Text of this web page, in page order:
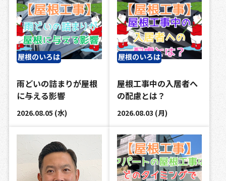
雨どいの詰まりが屋根
に与える影響
2026.08.05 (水)
屋根のいろは
屋根工事中の入居者へ
の配慮とは？
2026.08.03 (月)
屋根のいろは